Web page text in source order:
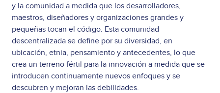
y la comunidad a medida que los desarrolladores,
maestros, diseñadores y organizaciones grandes y
pequeñas tocan el código. Esta comunidad
descentralizada se define por su diversidad, en
ubicación, etnia, pensamiento y antecedentes, lo que
crea un terreno fértil para la innovación a medida que se
introducen continuamente nuevos enfoques y se
descubren y mejoran las debilidades.